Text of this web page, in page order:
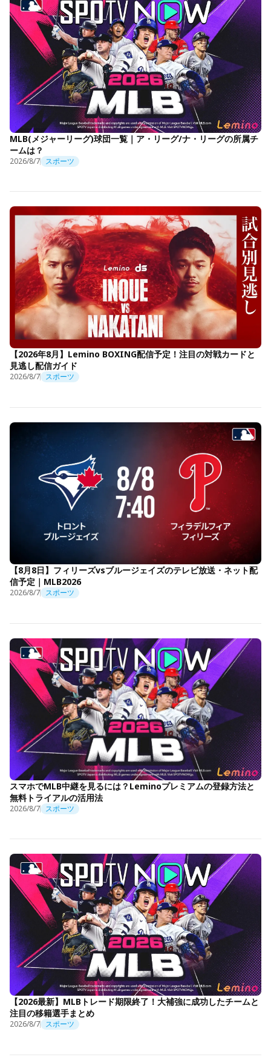
MLB(メジャーリーグ)球団一覧｜ア・リーグ/ナ・リーグの所属チ
ームは？
2026/8/7 スポーツ
【2026年8月】Lemino BOXING配信予定！注目の対戦カードと
見逃し配信ガイド
2026/8/7 スポーツ
【8月8日】フィリーズvsブルージェイズのテレビ放送・ネット配
信予定｜MLB2026
2026/8/7 スポーツ
スマホでMLB中継を見るには？Leminoプレミアムの登録方法と
無料トライアルの活用法
2026/8/7 スポーツ
【2026最新】MLBトレード期限終了！大補強に成功したチームと
注目の移籍選手まとめ
2026/8/7 スポーツ